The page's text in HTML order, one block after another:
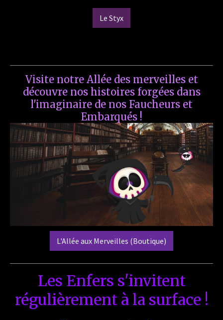
Le Styx
Visite notre Allée des merveilles et
découvre nos histoires forgées dans
l'imaginaire de nos Faucheurs et
Embarqués !
L'Allée aux Merveilles (Boutique)
Les Enfers s'invitent
régulièrement à la surface !